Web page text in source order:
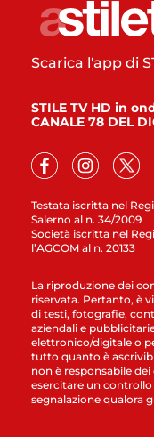
Testata iscritta nel
Salerno al n. 34/2009
Società iscritta nel
l’AGCOM al n. 20133
Scarica l'app di
STILE TV HD in
CANALE 78 DEL
La riproduzione dei
riservata. Pertanto, è
di testi, fotografie,
aziendali e
elettronico/digitale o
tutto quanto è
non è responsabile
esercitare un
segnalazione qualora